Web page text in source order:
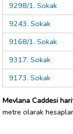
9298/1. Sokak
9243. Sokak
9168/1. Sokak
9317. Sokak
9173. Sokak
Mevlana Caddesi
metre olarak